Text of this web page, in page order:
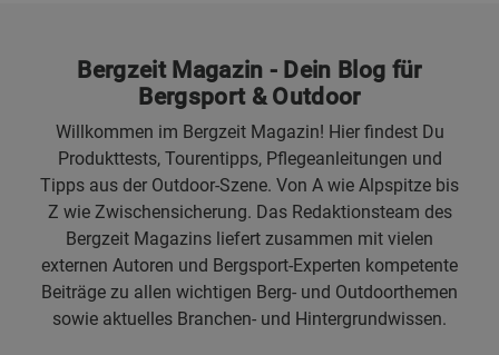
Bergzeit Magazin - Dein Blog für
Bergsport & Outdoor
Willkommen im Bergzeit Magazin! Hier findest Du
Produkttests, Tourentipps, Pflegeanleitungen und
Tipps aus der Outdoor-Szene. Von A wie Alpspitze bis
Z wie Zwischensicherung. Das Redaktionsteam des
Bergzeit Magazins liefert zusammen mit vielen
externen Autoren und Bergsport-Experten kompetente
Beiträge zu allen wichtigen Berg- und Outdoorthemen
sowie aktuelles Branchen- und Hintergrundwissen.